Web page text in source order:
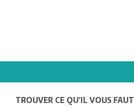
TROUVER CE QU’IL VOUS FAUT